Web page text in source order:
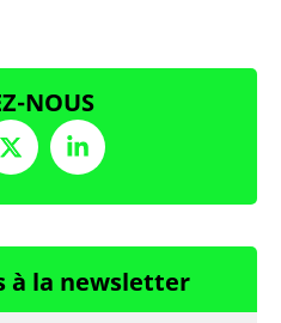
NOUS
à la newsletter